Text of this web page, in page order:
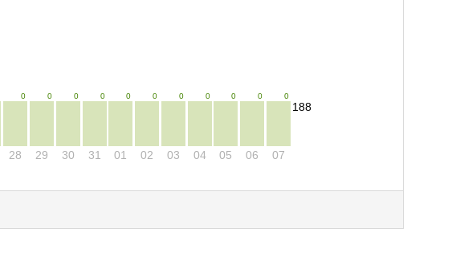
0
28
0
29
0
30
0
31
0
01
0
02
0
03
0
04
0
05
0
06
188
0
07